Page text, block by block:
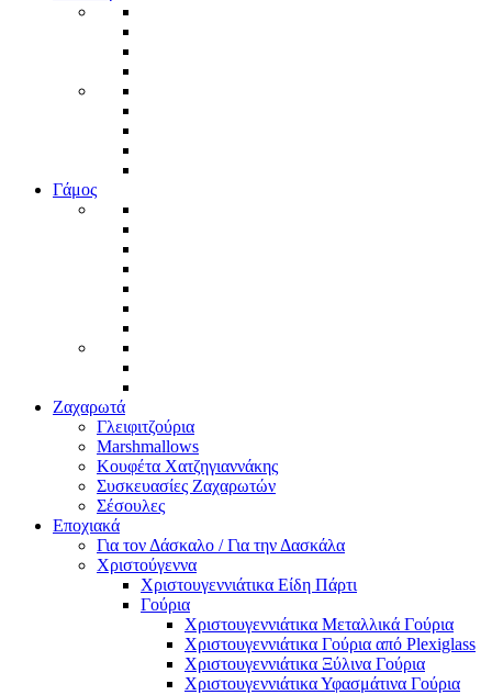
Γάμος
Ζαχαρωτά
Γλειφιτζούρια
Marshmallows
Κουφέτα Χατζηγιαννάκης
Συσκευασίες Ζαχαρωτών
Σέσουλες
Εποχιακά
Για τον Δάσκαλο / Για την Δασκάλα
Χριστούγεννα
Χριστουγεννιάτικα Είδη Πάρτι
Γούρια
Χριστουγεννιάτικα Μεταλλικά Γούρια
Χριστουγεννιάτικα Γούρια από Plexiglass
Χριστουγεννιάτικα Ξύλινα Γούρια
Χριστουγεννιάτικα Υφασμάτινα Γούρια